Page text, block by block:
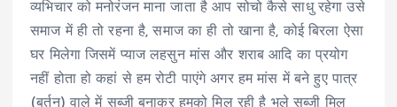
व्यभिचार को मनोरंजन माना जाता है आप सोचो कैसे साधु रहेगा उसे
समाज में ही तो रहना है, समाज का ही तो खाना है, कोई बिरला ऐसा
घर मिलेगा जिसमें प्याज लहसुन मांस और शराब आदि का प्रयोग
नहीं होता हो कहां से हम रोटी पाएंगे अगर हम मांस में बने हुए पात्र
(बर्तन) वाले में सब्जी बनाकर हमको मिल रही है भले सब्जी मिल